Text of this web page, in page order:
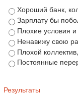
Хороший банк,
Зарплату бы
Плохие условия и
Ненавижу свою
Плохой
Постоянные
Результаты